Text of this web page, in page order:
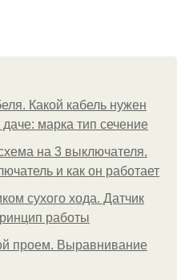
Какой кабель нужен
марка тип сечение
на 3 выключателя.
и как он работает
сухого хода. Датчик
работы
проем. Выравнивание